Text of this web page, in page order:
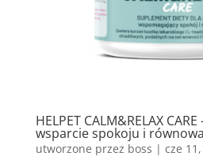
HELPET CALM&RELAX
wsparcie spokoju i
utworzone przez boss | cze